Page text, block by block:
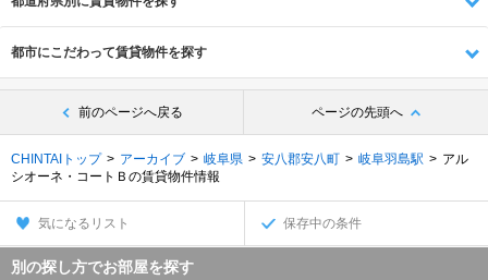
都市にこだわって賃貸物件を探す
前のページへ戻る ページの先頭へ
CHINTAIトップ アーカイブ 岐阜県 安八郡安八町 岐阜羽島駅
アル
シオーネ・コートＢの賃貸物件情報
気になるリスト 保存中の条件
別の探し方でお部屋を探す